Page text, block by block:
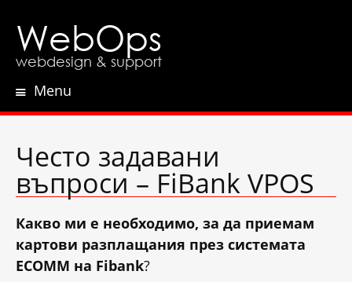
WebOps
webdesign & support
Menu
Често задавани
въпроси – FiBank VPOS
Какво ми е необходимо, за да приемам
картови разплащания през системата
ECOMM на Fibank?